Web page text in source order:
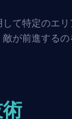
て特定のエリ
が前進する